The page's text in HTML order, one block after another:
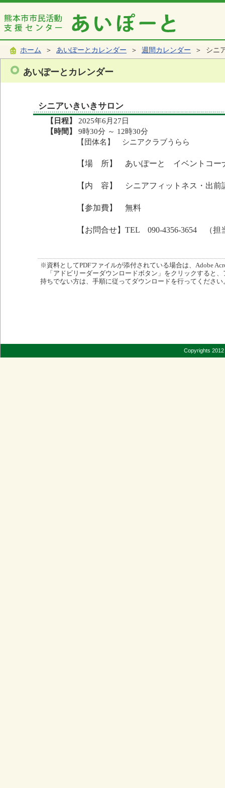
ホーム ＞ あいぽーとカレンダー ＞ 週間カレンダー ＞ シニ
あいぽーとカレンダー
シニアいきいきサロン
【日程】
2025年6月27日
【時間】
9時30分 ～ 12時30分
【団体名】 シニアクラブうらら
【場 所】 あいぽーと イベントコー
【内 容】 シニアフィットネス・出前
【参加費】 無料
【お問合せ】TEL 090-4356-3654 （担
※資料としてPDFファイルが添付されている場合は、Adobe
「アドビリーダーダウンロードボタン」をクリックすると
持ちでない方は、手順に従ってダウンロードを行ってください
Copyrights